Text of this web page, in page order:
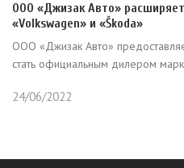
ООО «Джизак Авто»
«Volkswagen» и «Škoda»
ООО «Джизак Авто»
стать официальным дилером
24/06/2022